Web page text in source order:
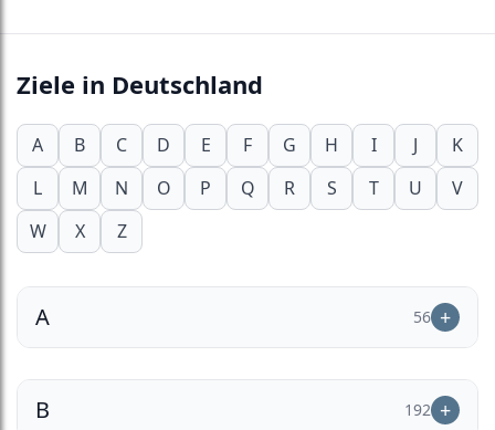
Ziele in Deutschland
A B C D E F G H I J
K
L
M N O P Q R S T U
V
W
X Z
A 56
B 192